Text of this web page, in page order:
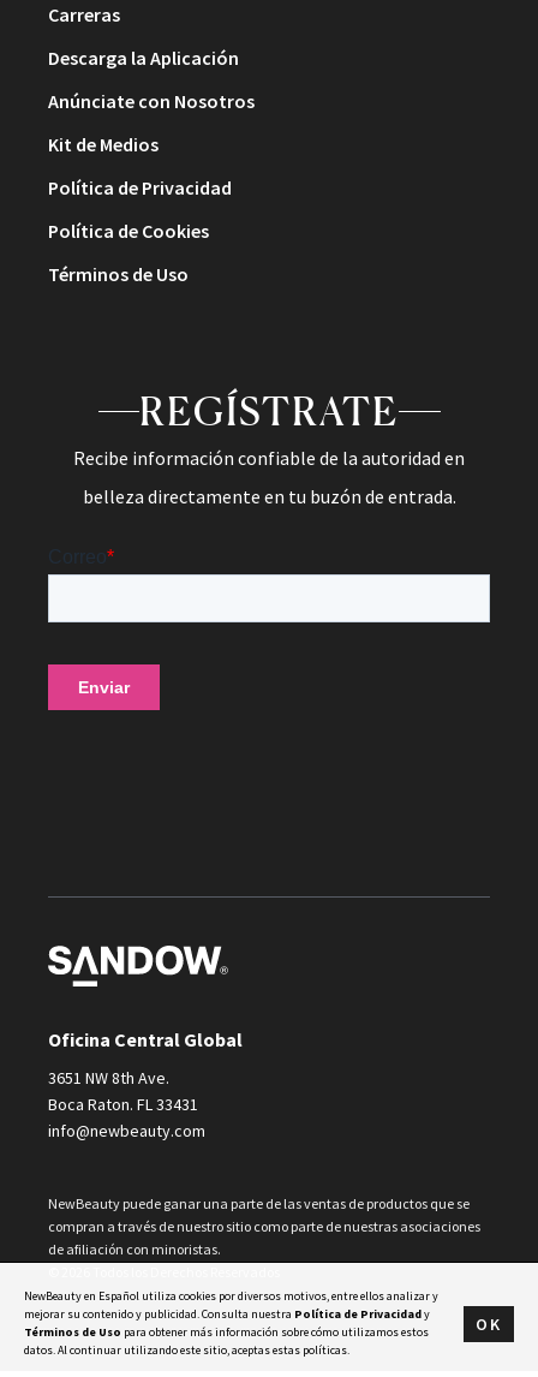
Carreras
Descarga la Aplicación
Anúnciate con Nosotros
Kit de Medios
Política de Privacidad
Política de Cookies
Términos de Uso
REGÍSTRATE
Recibe información confiable de la autoridad en
belleza directamente en tu buzón de entrada.
Oficina Central Global
3651 NW 8th Ave.
Boca Raton. FL 33431
info@newbeauty.com
NewBeauty puede ganar una parte de las ventas de productos que se
compran a través de nuestro sitio como parte de nuestras asociaciones
de afiliación con minoristas.
NewBeauty en Español utiliza cookies por diversos motivos, entre ellos analizar y
mejorar su contenido y publicidad. Consulta nuestra Política de Privacidady
Términos de Uso para obtener más información sobre cómo utilizamos estos
datos. Al continuar utilizando este sitio, aceptas estas políticas.
OK